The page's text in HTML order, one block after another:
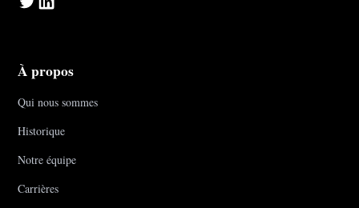
À propos
Qui nous sommes
Historique
Notre équipe
Carrières